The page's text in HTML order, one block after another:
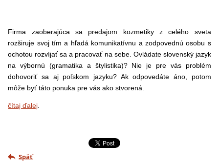
Firma zaoberajúca sa predajom kozmetiky z celého sveta
rozširuje svoj tím a hľadá komunikatívnu a zodpovednú osobu s
ochotou rozvíjať sa a pracovať na sebe. Ovládate slovenský jazyk
na výbornú (gramatika a štylistika)? Nie je pre vás problém
dohovoriť sa aj poľskom jazyku? Ak odpovedáte áno, potom
môže byť táto ponuka pre vás ako stvorená.
čítaj ďalej
Späť